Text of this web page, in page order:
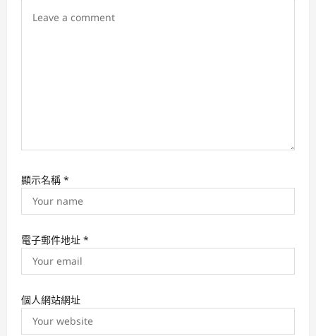
顯示名稱 *
電子郵件地址 *
個人網站網址